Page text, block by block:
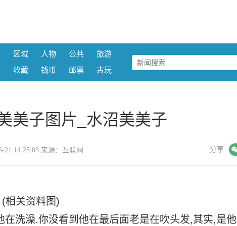
区域 人物 公共
旅游
收藏 钱币 邮票 古玩
美子图片_水沼美美子
21 14:25:03 来源：互联网 分享
(相关资料图)
洗澡.你没看到他在最后面老是在吹头发,其实,是他